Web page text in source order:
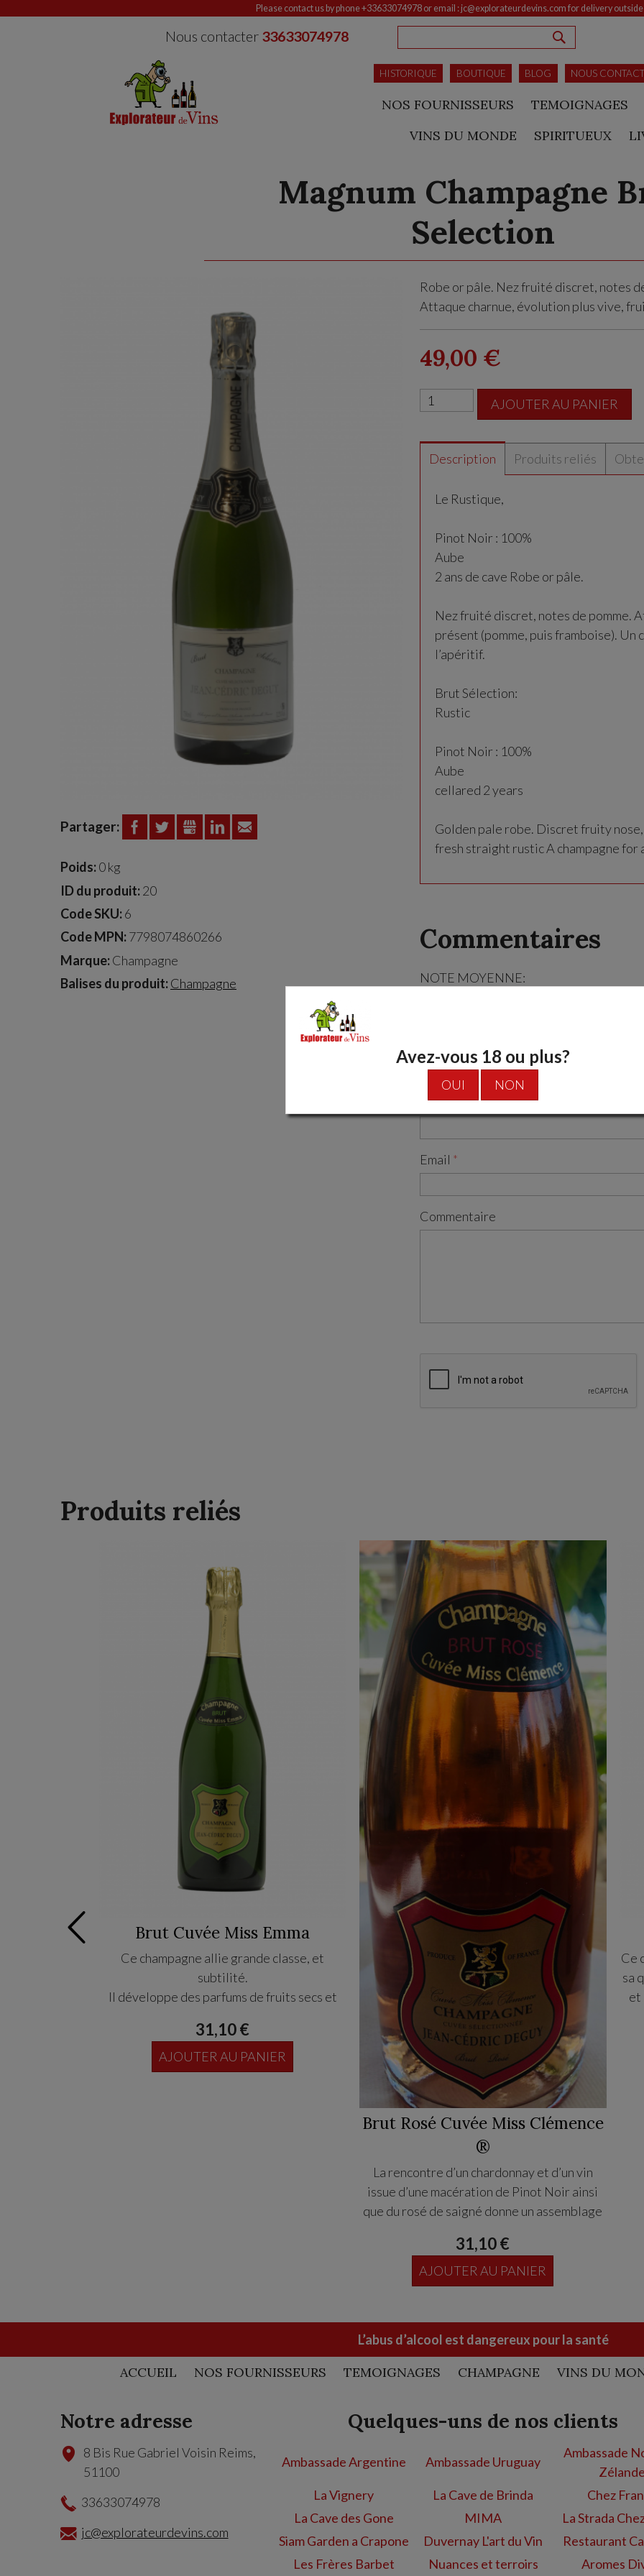
Please contact us by phone +33633074978 or email : jc@explorateurdevins.com for delivery
HISTORIQUE BOUTIQUE BLOG NOUS
NOS FOURNISSEURS
TEMOIGNAGES
VINS DU MONDE
SPIRITUEUX
Nous contacter 33633074978 RECHERCHE
Magnum Champagne
Selection
Partager: FACEBOOKTWITTERGOOGLE+LINKEDIN
Poids:0 kg
ID du produit:20
Code SKU:6
Code MPN:7798074860266
Marque:Champagne
Balises du produit:Champagne
Robe or pâle. Nez fruité discret, notes
Attaque charnue, évolution plus vive,
49,00 €
AJOUTER AU PANIER
Description Produits reliés
Le Rustique,
Pinot Noir : 100%
Aube
2 ans de cave Robe or pâle.
Nez fruité discret, notes de pomme.
présent (pomme, puis framboise).
l’apéritif.
Brut Sélection:
Rustic
Pinot Noir : 100%
Aube
cellared 2 years
Golden pale robe. Discret fruity
fresh straight rustic A champagne for
Commentaires
NOTE MOYENNE:
Auteur
Email
Commentaire
Produits reliés
Brut Cuvée Miss Emma
Ce champagne allie grande classe, et
subtilité.
Il développe des parfums de fruits secs et
aussi beaucoup de finesse et de subtilité.
31,10 €
AJOUTER AU PANIER
Brut Rosé Cuvée Miss Clémence
®
La rencontre d’un chardonnay et d’un vin
issue d’une macération de Pinot Noir ainsi
que du rosé de saigné donne un assemblage
31,10 €
AJOUTER AU PANIER
Ce
sa
et
L’abus d’alcool est dangereux pour la santé
ACCUEIL NOS FOURNISSEURS TEMOIGNAGES CHAMPAGNE VINS DU
Notre adresse
8 Bis Rue Gabriel Voisin Reims,
51100
33633074978
jc@explorateurdevins.com
Quelques-uns de nos clients
Ambassade Argentine Ambassade Uruguay
Ambassade
La Vignery
La Cave de Brinda
Chez
La Cave des Gone
MIMA
La Strada
Siam Garden a Crapone
Duvernay L'art du Vin
Restaurant
Les Frères Barbet
Nuances et terroirs Aromes
Avez-vous 18 ou plus?
OUI NON